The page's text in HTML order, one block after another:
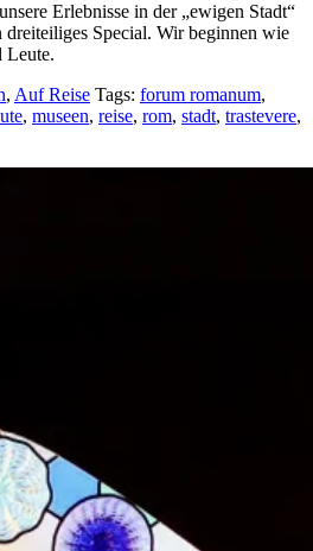
Erlebnisse in der „ewigen Stadt“
Special. Wir beginnen wie
Leute.
, Auf Reise Tags: forum romanum,
, museen, reise, rom, stadt, trastevere,